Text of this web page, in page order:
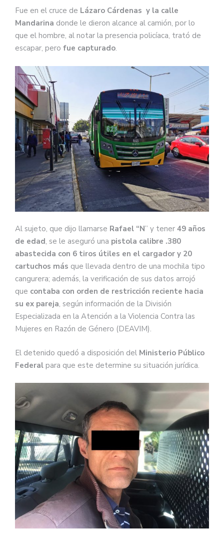
Fue en el cruce de Lázaro Cárdenas y la calle
Mandarina donde le dieron alcance al camión, por lo
que el hombre, al notar la presencia policíaca, trató de
escapar, pero fue capturado.
Al sujeto, que dijo llamarse Rafael “N” y tener 49 años
de edad, se le aseguró una pistola calibre .380
abastecida con 6 tiros útiles en el cargador y 20
cartuchos más que llevada dentro de una mochila tipo
cangurera; además, la verificación de sus datos arrojó
que contaba con orden de restricción reciente hacia
su ex pareja, según información de la División
Especializada en la Atención a la Violencia Contra las
Mujeres en Razón de Género (DEAVIM).
El detenido quedó a disposición del Ministerio Público
Federal para que este determine su situación jurídica.